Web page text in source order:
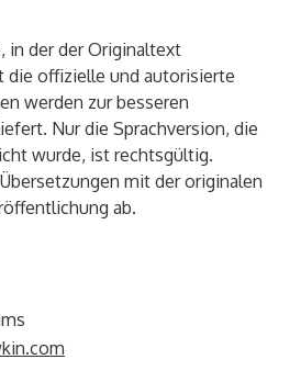
in der der Originaltext
offizielle und autorisierte
werden zur besseren
Nur die Sprachversion, die
wurde, ist rechtsgültig.
mit der originalen
ab.